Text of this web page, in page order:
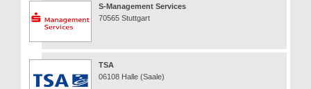
S-Management Services
70565 Stuttgart
TSA
06108 Halle (Saale)